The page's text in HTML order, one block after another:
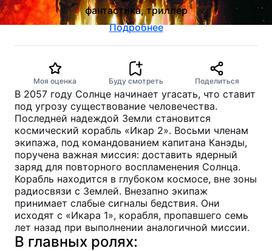
фантастика, триллер
Подробнее
Моя оценка Буду смотреть Поделиться
В 2057 году Солнце начинает угасать, что ставит
под угрозу существование человечества.
Последней надеждой Земли становится
космический корабль «Икар 2». Восьми членам
экипажа, под командованием капитана Канэды,
поручена важная миссия: доставить ядерный
заряд для повторного воспламенения Солнца.
Корабль находится в глубоком космосе, вне зоны
радиосвязи с Землей. Внезапно экипаж
принимает слабые сигналы бедствия. Они
исходят с «Икара 1», корабля, пропавшего семь
лет назад при выполнении аналогичной миссии.
В главных ролях: